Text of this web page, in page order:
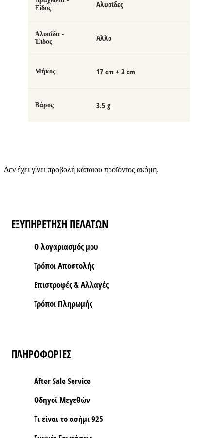
Είδος
Αλυσίδες
Αλυσίδα -
Έιδος
Άλλο
Μήκος 17 cm + 3 cm
Βάρος 3.5 g
Δεν έχει γίνει προβολή κάποιου προϊόντος ακόμη.
ΕΞΥΠΗΡΕΤΗΣΗ ΠΕΛΑΤΩΝ
Ο λογαριασμός μου
Τρόποι Aποστολής
Επιστροφές & Αλλαγές
Τρόποι Πληρωμής
ΠΛΗΡΟΦΟΡΙΕΣ
After Sale Service
Οδηγοί Μεγεθών
Τι είναι το ασήμι 925